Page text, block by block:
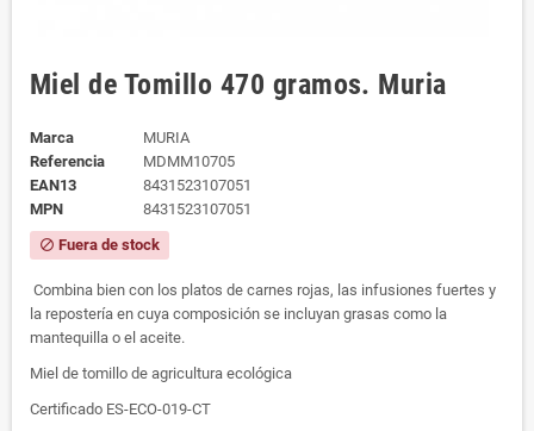
Miel de Tomillo 470 gramos. Muria
Marca
MURIA
Referencia
MDMM10705
EAN13
8431523107051
MPN
8431523107051
block Fuera de stock
Combina bien con los platos de carnes rojas, las infusiones fuertes y
la repostería en cuya composición se incluyan grasas como la
mantequilla o el aceite.
Miel de tomillo de agricultura ecológica
Certificado ES-ECO-019-CT